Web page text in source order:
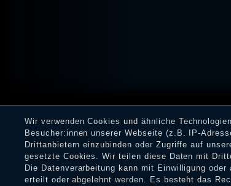
Wir verwenden Cookies und ähnliche
Besucher:innen unserer Webseite (z.B. IP-
Drittanbietern einzubinden oder Zugriffe auf
gesetzte Cookies. Wir teilen diese Daten mit
Die Datenverarbeitung kann mit Einwilligung
erteilt oder abgelehnt werden. Es besteht das